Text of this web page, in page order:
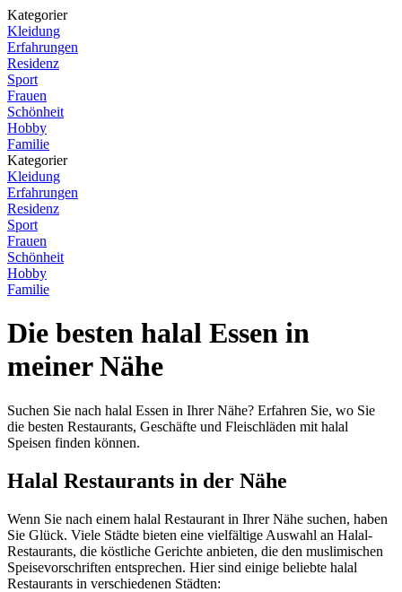
Kategorier
Kleidung
Erfahrungen
Residenz
Sport
Frauen
Schönheit
Hobby
Familie
Kategorier
Kleidung
Erfahrungen
Residenz
Sport
Frauen
Schönheit
Hobby
Familie
Die besten halal Essen in
meiner Nähe
Suchen Sie nach halal Essen in Ihrer Nähe? Erfahren Sie, wo Sie
die besten Restaurants, Geschäfte und Fleischläden mit halal
Speisen finden können.
Halal Restaurants in der Nähe
Wenn Sie nach einem halal Restaurant in Ihrer Nähe suchen, haben
Sie Glück. Viele Städte bieten eine vielfältige Auswahl an Halal-
Restaurants, die köstliche Gerichte anbieten, die den muslimischen
Speisevorschriften entsprechen. Hier sind einige beliebte halal
Restaurants in verschiedenen Städten: